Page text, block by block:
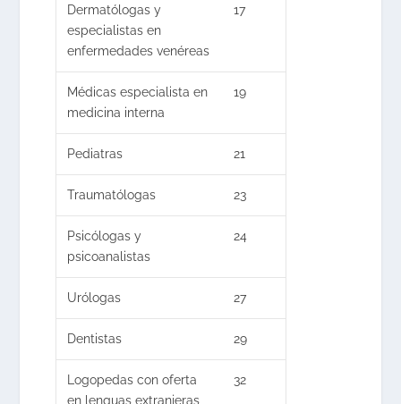
Dermatólogas y
especialistas en
enfermedades venéreas
17
Médicas especialista en
medicina interna
19
Pediatras 21
Traumatólogas 23
Psicólogas y
psicoanalistas
24
Urólogas 27
Dentistas 29
Logopedas con oferta
en lenguas extranjeras
32